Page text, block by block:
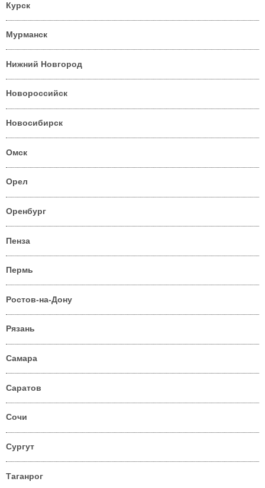
Курск
Мурманск
Нижний Новгород
Новороссийск
Новосибирск
Омск
Орел
Оренбург
Пенза
Пермь
Ростов-на-Дону
Рязань
Самара
Саратов
Сочи
Сургут
Таганрог